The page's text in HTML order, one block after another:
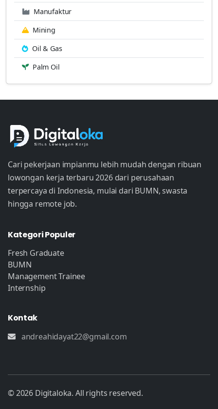
Manufaktur
Mining
Oil & Gas
Palm Oil
Cari pekerjaan impianmu lebih mudah dengan ribuan
lowongan kerja terbaru 2026 dari perusahaan
terpercaya di Indonesia, mulai dari BUMN, swasta
hingga remote job.
Kategori Populer
Fresh Graduate
BUMN
Management Trainee
Internship
Kontak
andreahidayat22@gmail.com
© 2026 Digitaloka. All rights reserved.